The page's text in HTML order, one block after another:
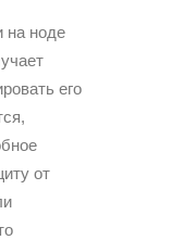
на ноде
его
от